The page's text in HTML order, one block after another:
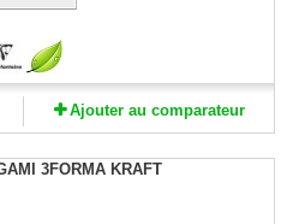
Ajouter au comparateur
3FORMA KRAFT